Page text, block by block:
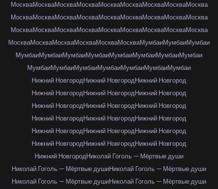
МоскваМоскваМоскваМоскваМоскваМоскваМоскваМоскваМосква
МоскваМоскваМоскваМоскваМоскваМоскваМоскваМоскваМосква
МоскваМоскваМоскваМоскваМоскваМоскваМоскваМоскваМосква
МоскваМоскваМоскваМоскваМоскваМоскваМумбаиМумбаиМумбаи
МумбаиМумбаиМумбаиМумбаиМумбаиМумбаиМумбаиМумбаи
МумбаиМумбаиМумбаиМумбаиМумбаиМумбаиМумбаи
Нижний НовгородНижний НовгородНижний Новгород
Нижний НовгородНижний НовгородНижний Новгород
Нижний НовгородНижний НовгородНижний Новгород
Нижний НовгородНижний НовгородНижний Новгород
Нижний НовгородНижний НовгородНижний Новгород
Нижний НовгородНижний НовгородНижний Новгород
Нижний НовгородНиколай Гоголь — Мёртвые души
Николай Гоголь — Мёртвые душиНиколай Гоголь — Мёртвые души
Николай Гоголь — Мёртвые душиНиколай Гоголь — Мёртвые души